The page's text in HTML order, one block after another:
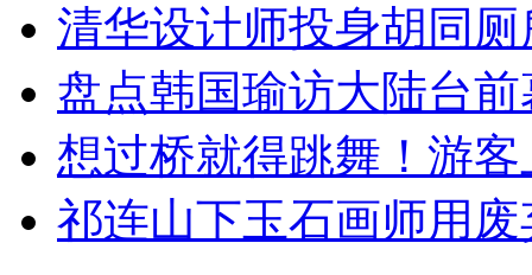
清华设计师投身胡同
盘点韩国瑜访大陆台
想过桥就得跳舞！游客
祁连山下玉石画师用